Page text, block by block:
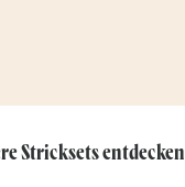
Stricksets entdecken